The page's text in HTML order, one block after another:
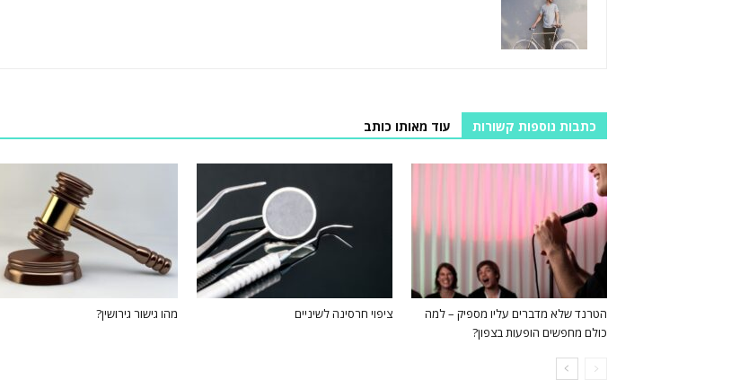
כתבות נוספות קשורות עוד מאותו כותב
הטרנד שלא מדברים עליו מספיק – למה
כולם מחפשים הופעות בצפון?
ציפוי חרסינה לשיניים מהו גישור גירושין?